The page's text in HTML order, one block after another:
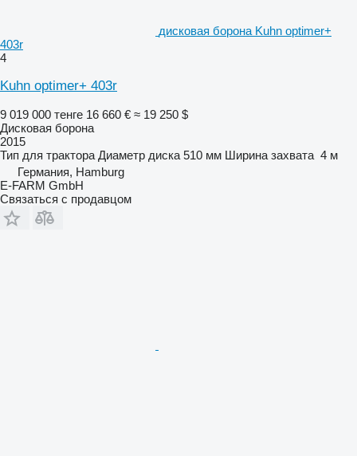
дисковая борона Kuhn optimer+
403r
4
Kuhn optimer+ 403r
9 019 000 тенге 16 660 € ≈ 19 250 $
Дисковая борона
2015
Тип для трактора Диаметр диска 510 мм Ширина захвата 4 м
Германия, Hamburg
E-FARM GmbH
Связаться с продавцом